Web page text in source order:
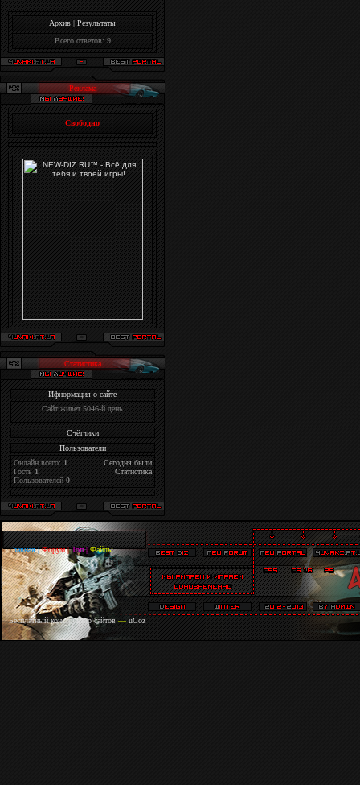
Архив | Результаты
Всего ответов: 9
Реклама
Свободно
Статистика
Ифнормация о сайте
Сайт живет 5046-й день
Счётчики
Пользователи
Онлайн всего: 1
Гость 1
Пользователей 0
Сегодня были
Статистика
Главная| Форум| Топ| Файлы
Бесплатныйконструктор сайтов—uCoz